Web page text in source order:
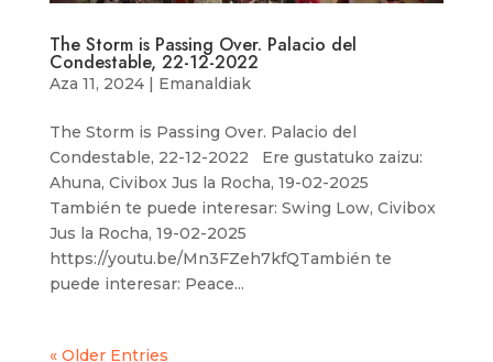
The Storm is Passing Over. Palacio del
Condestable, 22-12-2022
Aza 11, 2024| Emanaldiak
The Storm is Passing Over. Palacio del
Condestable, 22-12-2022 Ere gustatuko zaizu:
Ahuna, Civibox Jus la Rocha, 19-02-2025
También te puede interesar: Swing Low, Civibox
Jus la Rocha, 19-02-2025
https://youtu.be/Mn3FZeh7kfQTambién te
puede interesar: Peace...
« Older Entries